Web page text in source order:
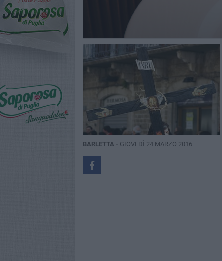
BARLETTA - GIOVEDÌ 24 MARZO 2016